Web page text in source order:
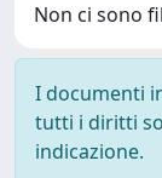
Non ci sono
I documenti
tutti i diritti
indicazione.